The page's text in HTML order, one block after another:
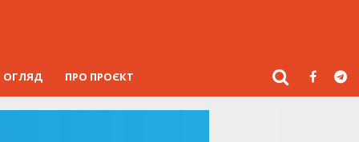
ОГЛЯД ПРО ПРОЄКТ